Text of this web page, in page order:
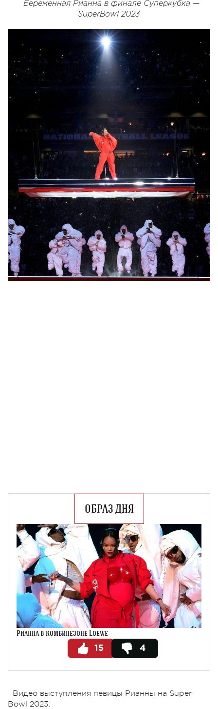
Беременная Рианна в финале Суперкубка —
SuperBowl 2023
ОБРАЗ ДНЯ
Рианна в комбинезоне Loewe
15 4
Видео выступления певицы Рианны на Super
Bowl 2023: